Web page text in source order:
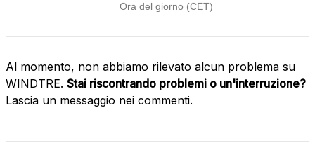
Al momento, non abbiamo rilevato alcun problema su
WINDTRE. Stai riscontrando problemi o un'interruzione?
Lascia un messaggio nei commenti.